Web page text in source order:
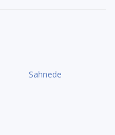
Sahnede